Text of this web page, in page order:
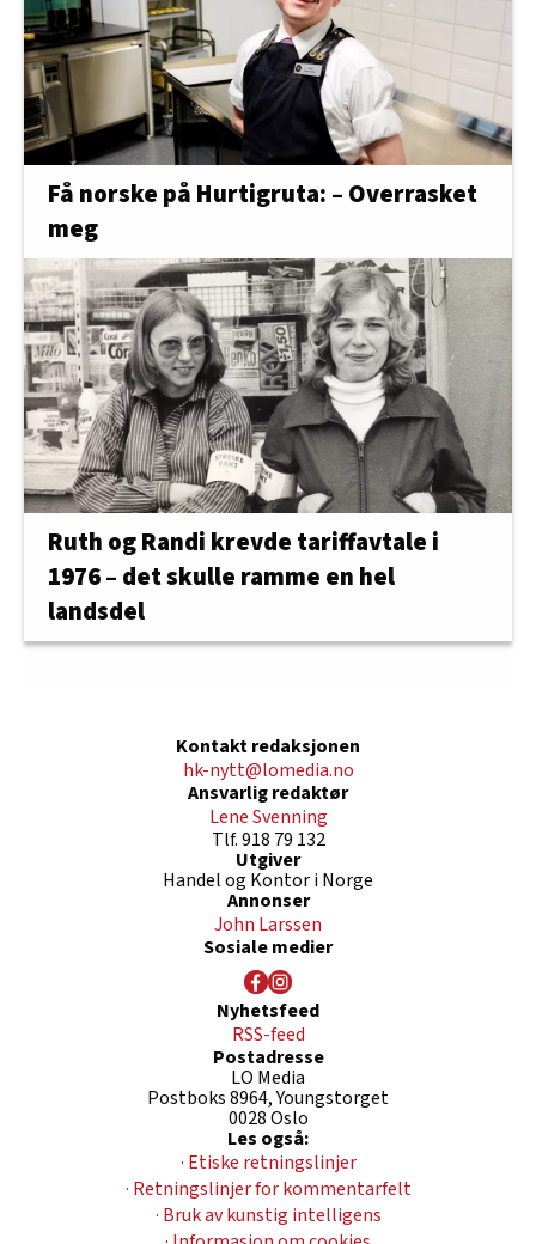
Få norske på Hurtigruta: – Overrasket
meg
Ruth og Randi krevde tariffavtale i
1976 – det skulle ramme en hel
landsdel
Kontakt redaksjonen
hk-nytt@lomedia.no
Ansvarlig redaktør
Lene Svenning
Tlf. 918 79 132
Utgiver
Handel og Kontor i Norge
Annonser
John Larssen
Sosiale medier
Nyhetsfeed
RSS-feed
Postadresse
LO Media
Postboks 8964, Youngstorget
0028 Oslo
Les også:
· Etiske retningslinjer
· Retningslinjer for kommentarfelt
· Bruk av kunstig intelligens